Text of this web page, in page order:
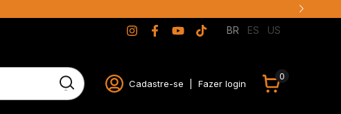
BR ES US
Cadastre-se Fazer login
0